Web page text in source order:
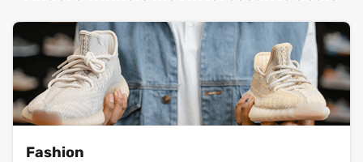
Fashion